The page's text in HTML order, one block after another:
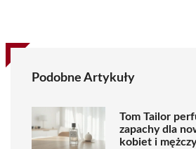
Podobne Artykuły
Tom Tailor
zapachy dla
kobiet i